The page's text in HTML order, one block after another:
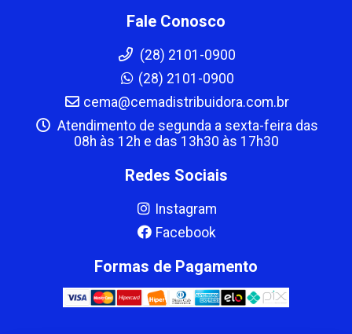
Fale Conosco
(28) 2101-0900
(28) 2101-0900
cema@cemadistribuidora.com.br
Atendimento de segunda a sexta-feira das
08h às 12h e das 13h30 às 17h30
Redes Sociais
Instagram
Facebook
Formas de Pagamento